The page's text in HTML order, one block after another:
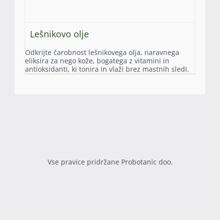
Lešnikovo olje
Odkrijte čarobnost lešnikovega olja, naravnega
eliksira za nego kože, bogatega z vitamini in
antioksidanti, ki tonira in vlaži brez mastnih sledi.
Vse pravice pridržane Probotanic doo.